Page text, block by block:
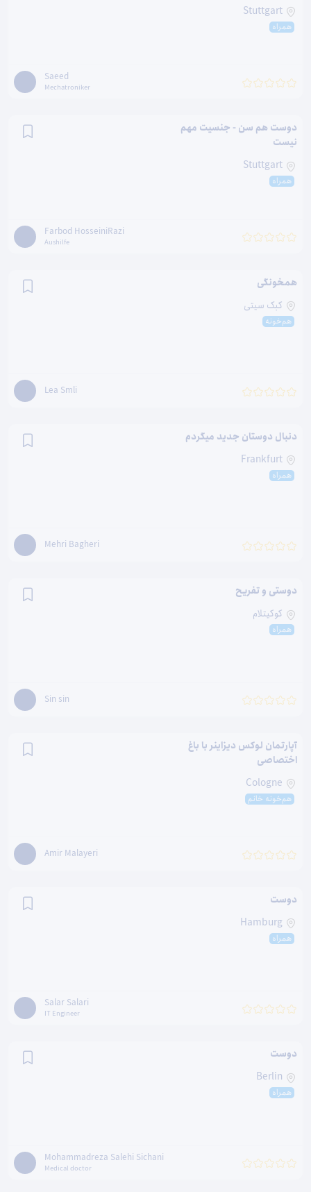
همراه
Saeed
Mechatroniker
دوست هم سن - جنسیت مهم
نیست
همراه
Farbod HosseiniRazi
Aushilfe
همخونگی
کبک سیتی
هم‌خونه
Lea Smli
دنبال دوستان جدید میگردم
همراه
Mehri Bagheri
دوستی و تفریح
کوکیتلام
همراه
Sin sin
آپارتمان لوکس دیزاینر با باغ
اختصاصی
هم‌خونه خانم
Amir Malayeri
دوست
همراه
Salar Salari
IT Engineer
دوست
همراه
Mohammadreza Salehi Sichani
Medical doctor